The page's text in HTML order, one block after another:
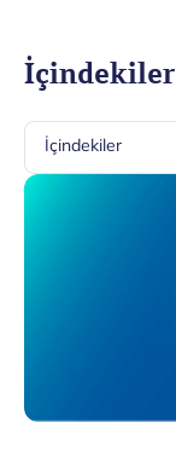
İçindekiler
İçindekiler